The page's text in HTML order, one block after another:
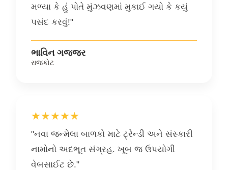
મળ્યા કે હું પોતે મુંઝવણમાં મુકાઈ ગયો કે કયું
પસંદ કરવું!"
ભાવિન ગજ્જર
રાજકોટ
★★★★★
"નવા જન્મેલા બાળકો માટે ટ્રેન્ડી અને સંસ્કારી
નામોનો અદભૂત સંગ્રહ. ખૂબ જ ઉપયોગી
વેબસાઈટ છે."